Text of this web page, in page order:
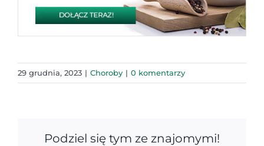
29 grudnia, 2023 | Choroby | 0 komentarzy
Podziel się tym ze znajomymi!